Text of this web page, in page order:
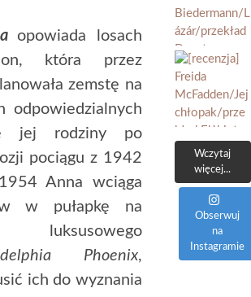
opowiada losach
która przez
zemstę na
odpowiedzialnych
jej rodziny po
pociągu z 1942
Anna wciąga
w pułapkę na
Phoenix,
ich do wyznania
Wczytaj
więcej...
Obserwuj
na
Instagramie